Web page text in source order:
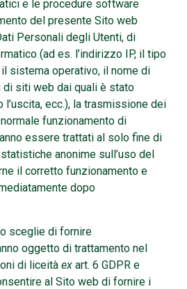
e le procedure software
del presente Sito web
Personali degli Utenti, di
(ad es. l’indirizzo IP, il tipo
sistema operativo, il nome di
siti web dai quali è stato
ecc.), la trasmissione dei
funzionamento di
essere trattati al solo fine di
anonime sull’uso del
il corretto funzionamento e
dopo
sceglie di fornire
oggetto di trattamento nel
di liceità ex art. 6 GDPR e
al Sito web di fornire i